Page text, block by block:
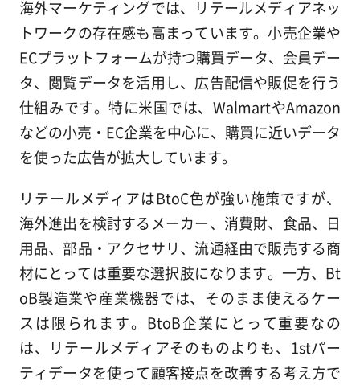
海外マーケティングでは、リテールメディアネッ
トワークの存在感も高まっています。小売企業や
ECプラットフォームが持つ購買データ、会員デー
タ、閲覧データを活用し、広告配信や販促を行う
仕組みです。特に米国では、WalmartやAmazon
などの小売・EC企業を中心に、購買に近いデータ
を使った広告が拡大しています。
リテールメディアはBtoC色が強い施策ですが、
海外進出を検討するメーカー、消費財、食品、日
用品、部品・アクセサリ、流通経由で販売する商
材にとっては重要な選択肢になります。一方、Bt
oB製造業や産業機器では、そのまま使えるケー
スは限られます。BtoB企業にとって重要なの
は、リテールメディアそのものよりも、1stパー
ティデータを使って顧客接点を改善する考え方で